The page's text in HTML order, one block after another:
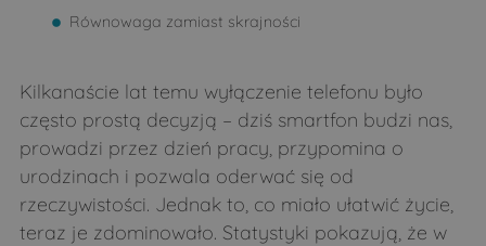
Równowaga zamiast skrajności
Kilkanaście lat temu wyłączenie telefonu było
często prostą decyzją – dziś smartfon budzi nas,
prowadzi przez dzień pracy, przypomina o
urodzinach i pozwala oderwać się od
rzeczywistości. Jednak to, co miało ułatwić życie,
teraz je zdominowało. Statystyki pokazują, że w